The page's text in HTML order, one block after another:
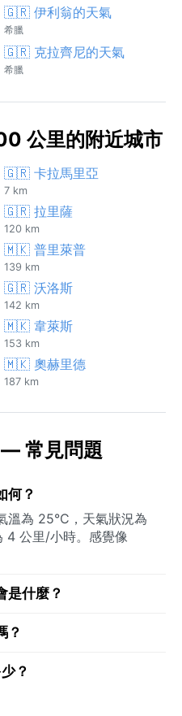
🇬🇷 伊利翁的天氣
希臘
🇬🇷 克拉齊尼的天氣
希臘
公里的附近城市
🇬🇷 卡拉馬里亞
7 km
🇬🇷 拉里薩
120 km
🇲🇰 普里萊普
139 km
🇬🇷 沃洛斯
142 km
🇲🇰 韋萊斯
153 km
🇲🇰 奧赫里德
187 km
常見問題
何？
溫為 25°C，天氣狀況為
4 公里/小時。感覺像
是什麼？
？
？